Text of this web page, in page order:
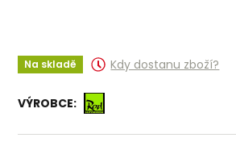
Na skladě Kdy dostanu zboží?
VÝROBCE: